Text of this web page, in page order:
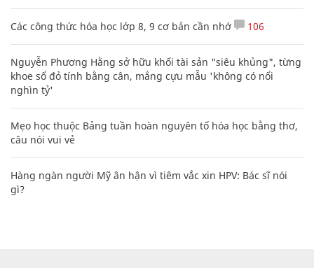
Các công thức hóa học lớp 8, 9 cơ bản cần nhớ 106
Nguyễn Phương Hằng sở hữu khối tài sản "siêu khủng", từng
khoe sổ đỏ tính bằng cân, mắng cựu mẫu 'không có nổi
nghìn tỷ'
Mẹo học thuộc Bảng tuần hoàn nguyên tố hóa học bằng thơ,
câu nói vui vẻ
Hàng ngàn người Mỹ ân hận vì tiêm vắc xin HPV: Bác sĩ nói
gì?